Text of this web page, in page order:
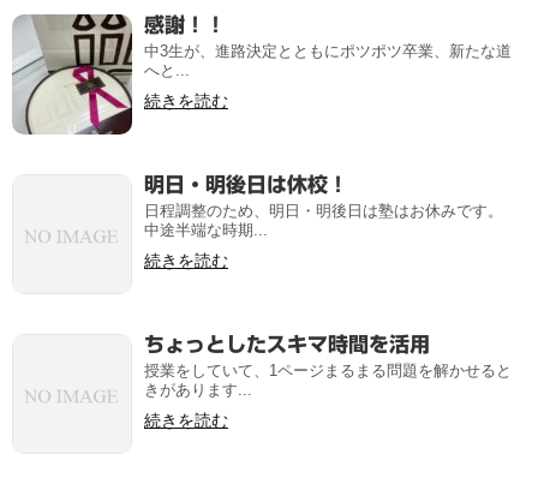
感謝！！
中3生が、進路決定とともにポツポツ卒業、新たな道
へと...
続きを読む
明日・明後日は休校！
日程調整のため、明日・明後日は塾はお休みです。
中途半端な時期...
続きを読む
ちょっとしたスキマ時間を活用
授業をしていて、1ページまるまる問題を解かせると
きがあります...
続きを読む